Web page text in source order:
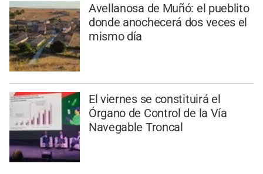
Avellanosa de Muñó: el pueblito
donde anochecerá dos veces el
mismo día
El viernes se constituirá el
Órgano de Control de la Vía
Navegable Troncal